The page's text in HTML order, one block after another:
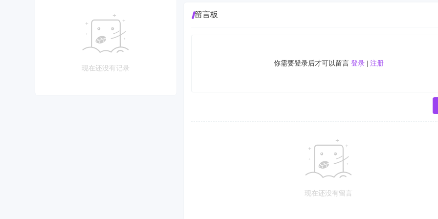
现在还没有记录
留言板
你需要登录后才可以留言 登录| 注册
现在还没有留言